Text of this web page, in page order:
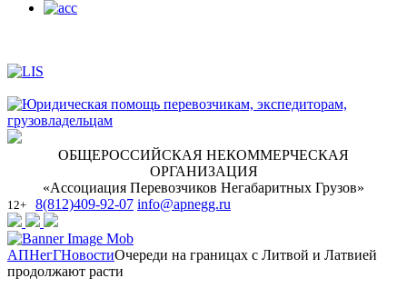
ОБЩЕРОССИЙСКАЯ НЕКОММЕРЧЕСКАЯ
ОРГАНИЗАЦИЯ
«Ассоциация Перевозчиков Негабаритных Грузов»
12+ 8(812)409-92-07 info@apnegg.ru
АПНегГНовостиОчереди на границах с Литвой и Латвией
продолжают расти